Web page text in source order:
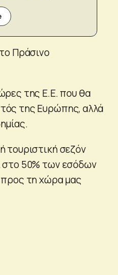
Πράσινο
της Ε.Ε. που θα
της Ευρώπης, αλλά
τουριστική σεζόν
στο 50% των εσόδων
προς τη χώρα μας